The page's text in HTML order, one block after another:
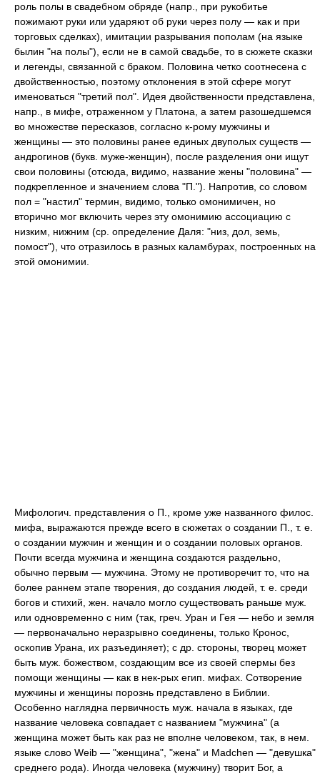
роль полы в свадебном обряде (напр., при рукобитье
пожимают руки или ударяют об руки через полу — как и при
торговых сделках), имитации разрывания пополам (на языке
былин "на полы"), если не в самой свадьбе, то в сюжете сказки
и легенды, связанной с браком. Половина четко соотнесена с
двойственностью, поэтому отклонения в этой сфере могут
именоваться "третий пол". Идея двойственности представлена,
напр., в мифе, отраженном у Платона, а затем разошедшемся
во множестве пересказов, согласно к-рому мужчины и
женщины — это половины ранее единых двуполых существ —
андрогинов (букв. муже-женщин), после разделения они ищут
свои половины (отсюда, видимо, название жены "половина" —
подкрепленное и значением слова "П."). Напротив, со словом
пол = "настил" термин, видимо, только омонимичен, но
вторично мог включить через эту омонимию ассоциацию с
низким, нижним (ср. определение Даля: "низ, дол, земь,
помост"), что отразилось в разных каламбурах, построенных на
этой омонимии.
Мифологич. представления о П., кроме уже названного филос.
мифа, выражаются прежде всего в сюжетах о создании П., т. е.
о создании мужчин и женщин и о создании половых органов.
Почти всегда мужчина и женщина создаются раздельно,
обычно первым — мужчина. Этому не противоречит то, что на
более раннем этапе творения, до создания людей, т. е. среди
богов и стихий, жен. начало могло существовать раньше муж.
или одновременно с ним (так, греч. Уран и Гея — небо и земля
— первоначально неразрывно соединены, только Кронос,
оскопив Урана, их разъединяет); с др. стороны, творец может
быть муж. божеством, создающим все из своей спермы без
помощи женщины — как в нек-рых егип. мифах. Сотворение
мужчины и женщины порознь представлено в Библии.
Особенно наглядна первичность муж. начала в языках, где
название человека совпадает с названием "мужчина" (а
женщина может быть как раз не вполне человеком, так, в нем.
языке слово Weib — "женщина", "жена" и Madchen — "девушка"
среднего рода). Иногда человека (мужчину) творит Бог, а